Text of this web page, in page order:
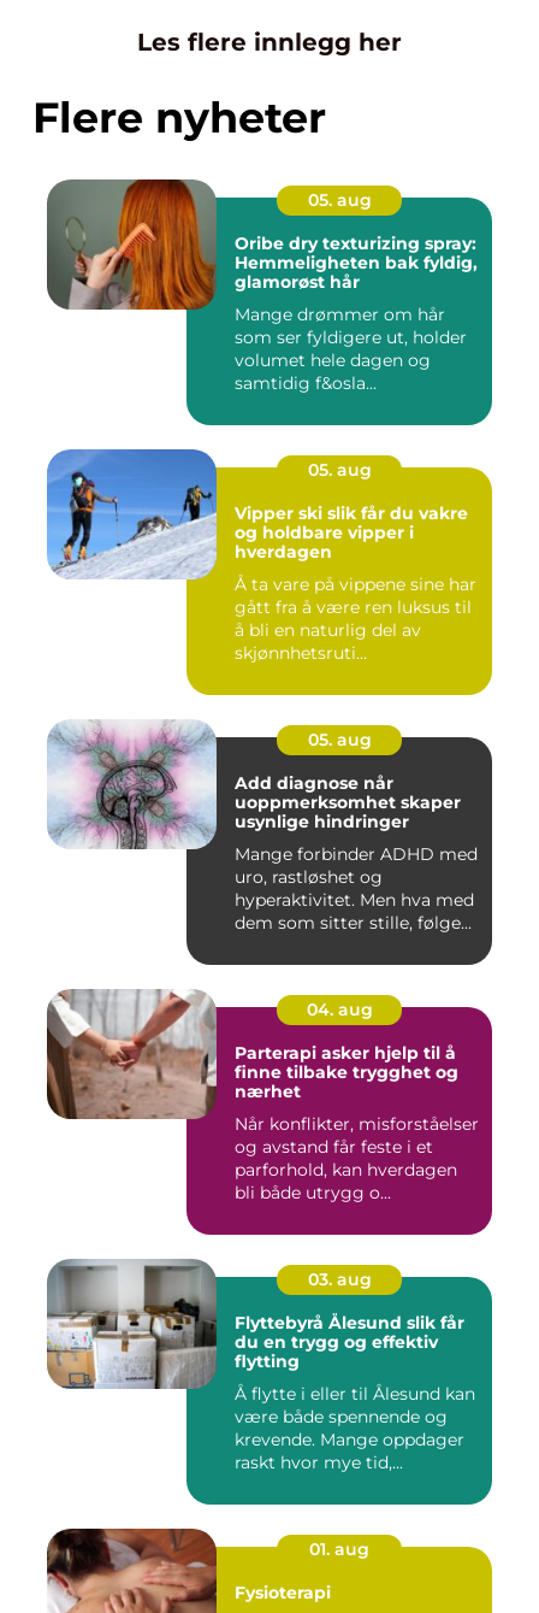
Les flere innlegg her
Flere nyheter
05. aug
Oribe dry texturizing spray:
Hemmeligheten bak fyldig,
glamorøst hår
Mange drømmer om hår
som ser fyldigere ut, holder
volumet hele dagen og
samtidig f&osla...
05. aug
Vipper ski slik får du vakre
og holdbare vipper i
hverdagen
Å ta vare på vippene sine har
gått fra å være ren luksus til
å bli en naturlig del av
skjønnhetsruti...
05. aug
Add diagnose når
uoppmerksomhet skaper
usynlige hindringer
Mange forbinder ADHD med
uro, rastløshet og
hyperaktivitet. Men hva med
dem som sitter stille, følge...
04. aug
Parterapi asker hjelp til å
finne tilbake trygghet og
nærhet
Når konflikter, misforståelser
og avstand får feste i et
parforhold, kan hverdagen
bli både utrygg o...
03. aug
Flyttebyrå Ålesund slik får
du en trygg og effektiv
flytting
Å flytte i eller til Ålesund kan
være både spennende og
krevende. Mange oppdager
raskt hvor mye tid,...
01. aug
Fysioterapi